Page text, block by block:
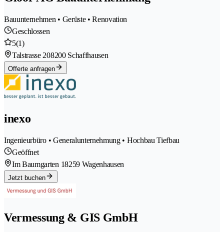
Bauunternehmen • Gerüste • Renovation
Geschlossen
5(1)
Talstrasse 208200 Schaffhausen
Offerte anfragen
inexo
Ingenieurbüro • Generalunternehmung • Hochbau Tiefbau
Geöffnet
Im Baumgarten 18259 Wagenhausen
Jetzt buchen
Vermessung & GIS GmbH